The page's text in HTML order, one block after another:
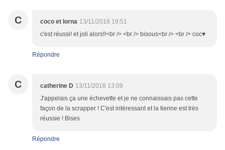
C coco et lorna 13/11/2018 19:51
c'est réussi! et joli alors!!<br /> <br /> bisous<br /> <br /> coc♥
Répondre
C catherine D 13/11/2018 13:09
J'appelais ça une échevette et je ne connaissais pas cette
façon de la scrapper ! C'est intéressant et la tienne est très
réussie ! Bises
Répondre